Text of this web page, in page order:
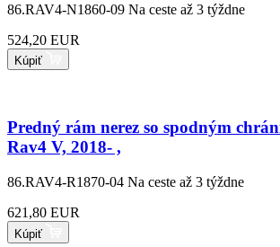
86.RAV4-N1860-09 Na ceste až 3 týždne
524,20 EUR
Kúpiť
Predný rám nerez so spodným
Rav4 V, 2018- ,
86.RAV4-R1870-04 Na ceste až 3 týždne
621,80 EUR
Kúpiť